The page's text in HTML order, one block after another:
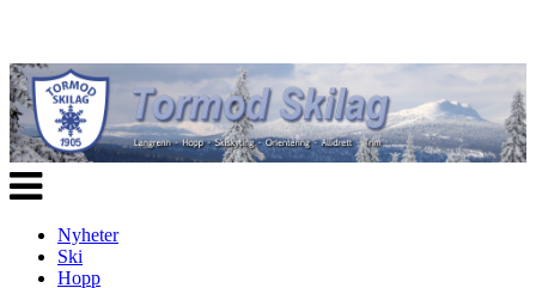
Veksle
navigasjon
Nyheter
Ski
Hopp